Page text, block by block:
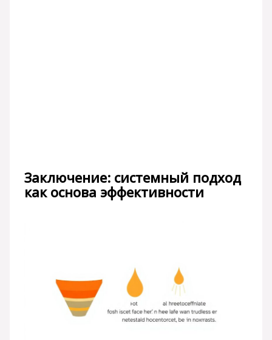
Заключение: системный подход
как основа эффективности